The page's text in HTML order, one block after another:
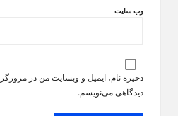
وب‌ سایت
ذخیره نام، ایمیل و وبسایت من در
دیدگاهی می‌نویسم.